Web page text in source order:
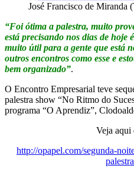
José Francisco de Miranda
“Foi ótima a palestra, muito
está precisando nos dias de hoje
muito útil para a gente que está
outros encontros como esse e
bem organizado”.
O Encontro Empresarial teve
palestra show “No Ritmo do
programa “O Aprendiz”,
Veja aqui
http://opapel.com/segunda-